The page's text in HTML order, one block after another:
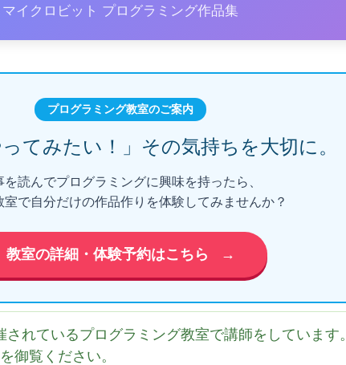
マイクロビット プログラミング作品集
プログラミング教室のご案内
てみたい！」 その気持ちを大切に。
を読んでプログラミングに興味を持ったら、
室で自分だけの作品作りを体験してみませんか？
教室の詳細・体験予約はこちら →
れているプログラミング教室で講師をしています。
を御覧ください。